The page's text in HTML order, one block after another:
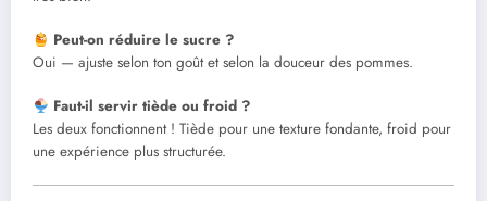
Peut-on réduire le sucre ?
Oui — ajuste selon ton goût et selon la douceur des pommes.
Faut-il servir tiède ou froid ?
Les deux fonctionnent ! Tiède pour une texture fondante, froid pour
une expérience plus structurée.